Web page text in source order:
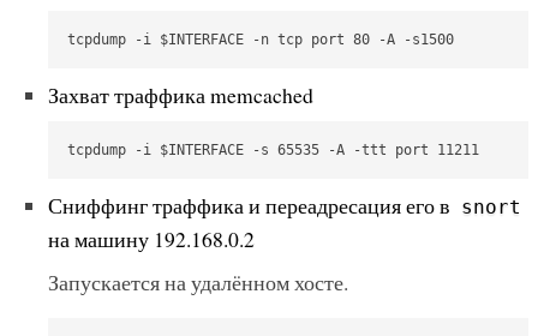
tcpdump -i $INTERFACE -n tcp port 80 -A -s1500
Захват траффика memcached
tcpdump -i $INTERFACE -s 65535 -A -ttt port 11211
Сниффинг траффика и переадресация его в snort
на машину 192.168.0.2
Запускается на удалённом хосте.